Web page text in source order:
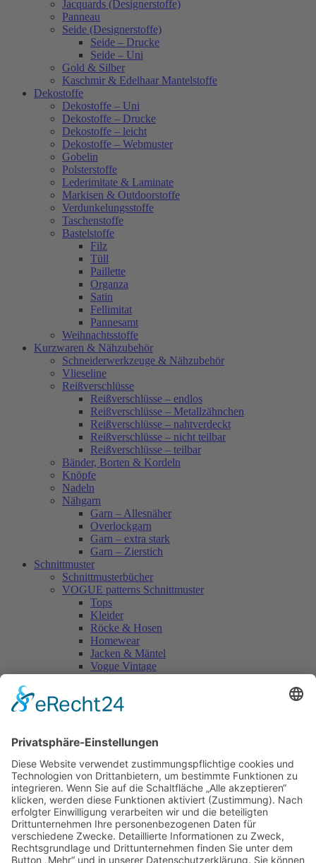
Jacquards (Designerstoffe)
Panneau
Seide (Designerstoffe)
Seide – Drucke
Seide – Uni
Gold & Silber
Kaschmir & Edelhaar Mantelstoffe
Dekostoffe
Dekostoffe – Uni
Dekostoffe – Drucke
Dekostoffe – leicht
Dekostoffe – Webmuster
Gobelin
Polsterstoffe
Lederimitate & Laminate
Markisen & Outdoorstoffe
Verdunkelungsstoffe
Taschenstoffe
Bastelstoffe
Filz
Tüll
Paillette
Organza
Satin
Fellimitat
Pannesamt
Weihnachtsstoffe
Kurzwaren & Nähzubehör
Schneiderwerkzeuge & Nähzubehör
Vlieseline
Reißverschlüsse
Reißverschlüsse – endlos
Reißverschlüsse – Metallzähnchen
Reißverschlüsse – nahtverdeckt
Reißverschlüsse – nicht teilbar
Reißverschlüsse – teilbar
Bänder, Borten & Kordeln
Knöpfe
Nadeln
Nähgarn
Garn – Allesnäher
Overlockgarn
Garn – extra stark
Garn – Zierstich
Schnittmuster
Schnittmusterbücher
VOGUE patterns Schnittmuster
Tops
Kleider
Röcke & Hosen
Homewear
Jacken & Mäntel
Vogue Vintage
Accessoires
Kleider
Homewear
Jacken & Mäntel
Curvy
Herren
Kids
Burda Fantasy
Accessoires & Deko
NEU im Shop